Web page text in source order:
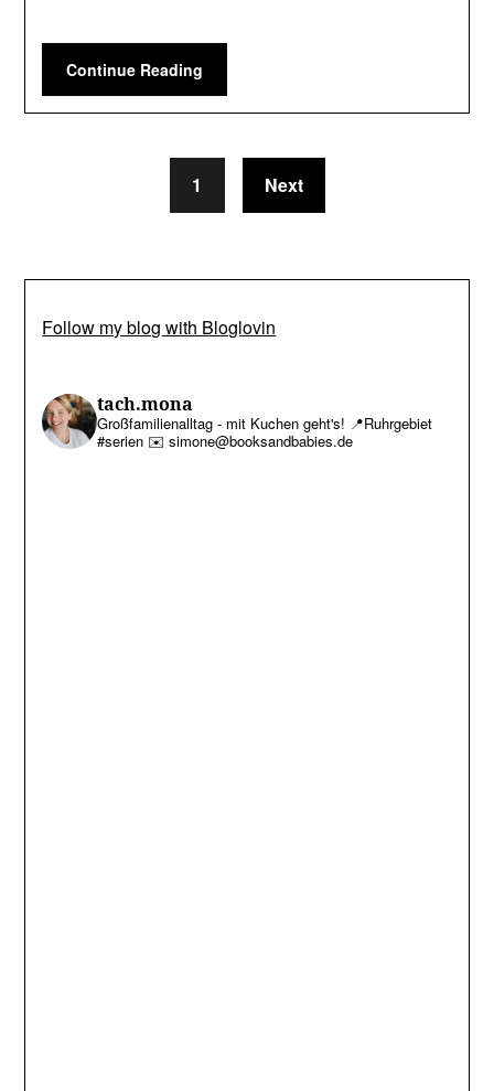
Continue Reading
1 Next
Follow my blog with Bloglovin
tach.mona
Großfamilienalltag - mit Kuchen geht's! 📍Ruhrgebiet
#serien ✉️ simone@booksandbabies.de